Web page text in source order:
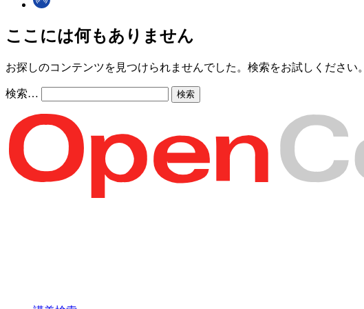
ここには何もありません
お探しのコンテンツを見つけられませんでした。検索をお試しください。
検索…